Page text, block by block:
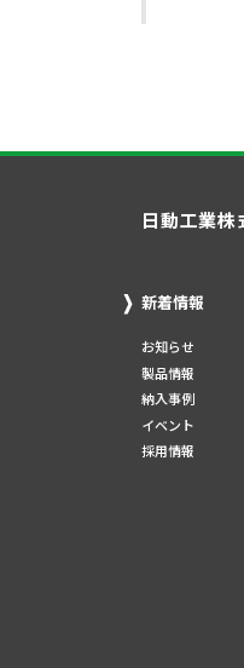
日動工業株
新着情報
お知らせ
製品情報
納入事例
イベント
採用情報